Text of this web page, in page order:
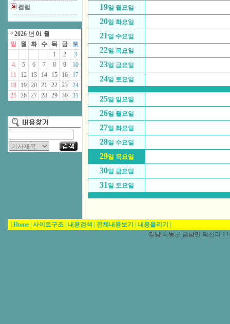
컬럼
2026 년 01 월
일
월 화 수 목 금
토
1
2
3
4
5 6 7 8 9
10
11
12 13 14 15 16
17
18
19 20 21 22 23
24
25
26 27 28 29 30 31
19일 월요일
20일 화요일
21일 수요일
22일 목요일
23일 금요일
24일 토요일
25일 일요일
26일 월요일
27일 화요일
28일 수요일
29일 목요일
30일 금요일
31일 토요일
Home 사이트구조 내용검색 전체내용보기 내용올리기
경남 하동군 금남면 덕천리